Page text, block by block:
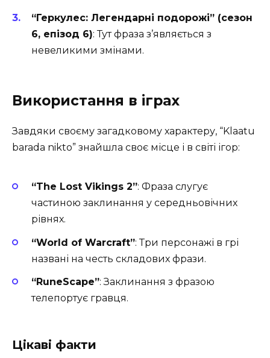
“Геркулес: Легендарні подорожі” (сезон
6, епізод 6): Тут фраза з’являється з
невеликими змінами.
Використання в іграх
Завдяки своєму загадковому характеру, “Klaatu
barada nikto” знайшла своє місце і в світі ігор:
“The Lost Vikings 2”: Фраза слугує
частиною заклинання у середньовічних
рівнях.
“World of Warcraft”: Три персонажі в грі
названі на честь складових фрази.
“RuneScape”: Заклинання з фразою
телепортує гравця.
Цікаві факти